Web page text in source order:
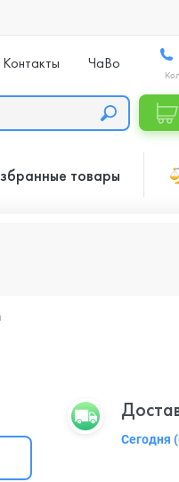
Контакты ЧаВо
товары
Сегодня